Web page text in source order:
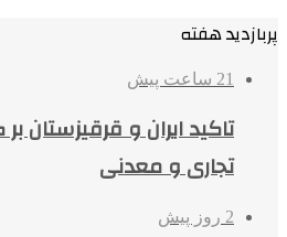
پربازدید هفته
21 ساعت پیش
تاکید ایران و
تجاری و معدنی
2 روز پیش